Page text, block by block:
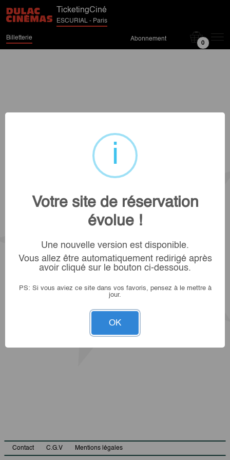
TicketingCiné
ESCURIAL - Paris
Billetterie Abonnement
0
Contact C.G.V Mentions légales
Votre site de réservation
évolue !
Une nouvelle version est disponible.
Vous allez être automatiquement redirigé après
avoir cliqué sur le bouton ci-dessous.
PS: Si vous aviez ce site dans vos favoris, pensez à le mettre à
jour.
OK